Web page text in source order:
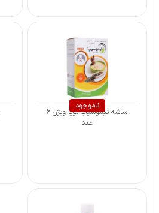
ناموجود
ساشه تیموسیپ نویا ویژن 6
عدد